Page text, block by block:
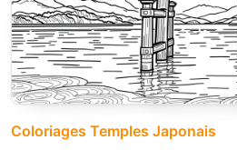
Coloriages Temples Japonais